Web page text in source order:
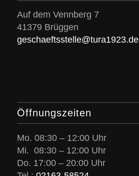
Auf dem Vennberg 7
41379 Brüggen
geschaeftsstelle@tura1923.de
Öffnungszeiten
Mo. 08:30 – 12:00 Uhr
Mi. 08:30 – 12:00 Uhr
Do. 17:00 – 20:00 Uhr